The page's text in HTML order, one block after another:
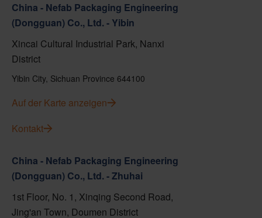
China - Nefab Packaging Engineering
(Dongguan) Co., Ltd. - Yibin
Xincai Cultural Industrial Park, Nanxi
District
Yibin City, Sichuan Province 644100
Auf der Karte anzeigen
Kontakt
China - Nefab Packaging Engineering
(Dongguan) Co., Ltd. - Zhuhai
1st Floor, No. 1, Xinqing Second Road,
Jing'an Town, Doumen District